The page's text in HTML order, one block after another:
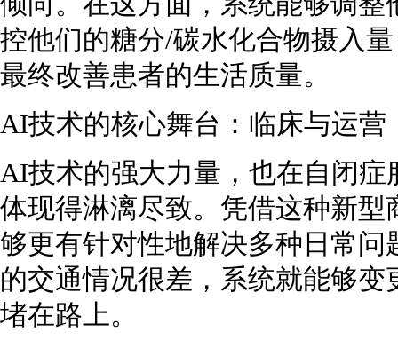
控他们的糖分/碳水化合物摄入
最终改善患者的生活质量。
AI技术的核心舞台：临床与运营
AI技术的强大力量，也在自闭
体现得淋漓尽致。凭借这种新
够更有针对性地解决多种日常
的交通情况很差，系统就能够
堵在路上。